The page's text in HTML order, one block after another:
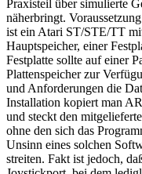
Praxisteil über simulierte
näherbringt.
ist ein Atari ST/STE/TT
Hauptspeicher, einer
Festplatte sollte auf einer
Plattenspeicher zur
und Anforderungen die
Installation kopiert man
und steckt den
ohne den sich das
Unsinn eines solchen
streiten. Fakt ist jedoch,